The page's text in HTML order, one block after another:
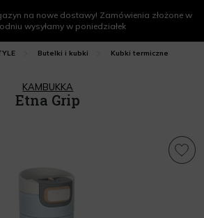
na nowe dostawy! Zamówienia złożone w
wysyłamy w poniedziałek
Butelki i kubki
Kubki termiczne
KAMBUKKA
Etna Grip